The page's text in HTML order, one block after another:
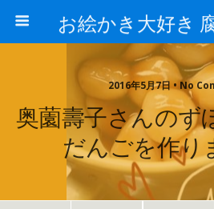
2016年5月7日 • No
奥薗壽子さんのず
だんごを作り